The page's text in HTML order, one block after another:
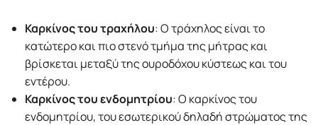
Καρκίνος του τραχήλου: Ο τράχηλος είναι το
κατώτερο και πιο στενό τμήμα της μήτρας και
βρίσκεται μεταξύ της ουροδόχου κύστεως και του
εντέρου.
Καρκίνος του ενδομητρίου: Ο καρκίνος του
ενδομητρίου, του εσωτερικού δηλαδή στρώματος της